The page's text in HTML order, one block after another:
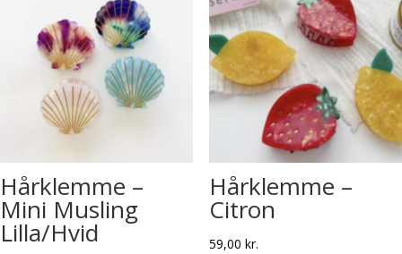
Hårklemme –
Mini Musling
Lilla/Hvid
Hårklemme –
Citron
59,00 kr.